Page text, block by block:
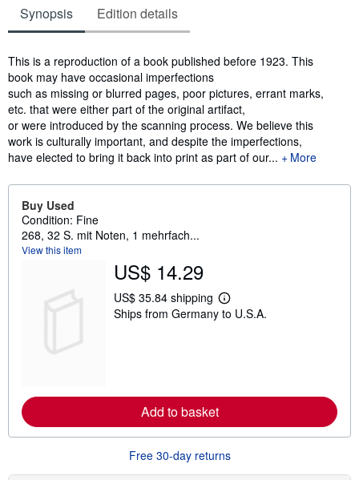
Synopsis Edition details
This is a reproduction of a book published before 1923. This
book may have occasional imperfections
such as missing or blurred pages, poor pictures, errant marks,
etc. that were either part of the original artifact,
or were introduced by the scanning process. We believe this
work is culturally important, and despite the imperfections,
have elected to bring it back into print as part of our...
More
Buy Used
Condition: Fine
268, 32 S. mit Noten, 1 mehrfach...
View this item
US$ 14.29
US$ 35.84 shipping
L
e
e
o
t
Ships from Germany to U.S.A.
Add to basket
Free 30-day returns